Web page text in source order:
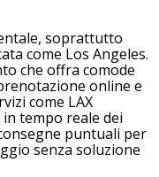
soprattutto
come Los Angeles.
che offra comode
online e
come LAX
tempo reale dei
puntuali per
senza soluzione